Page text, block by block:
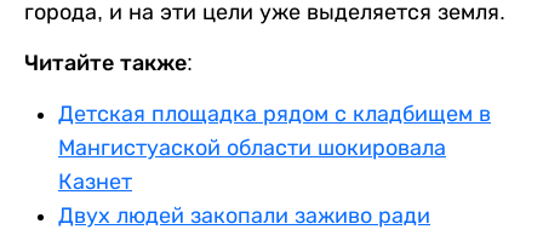
города, и на эти цели уже выделяется земля.
Читайте также:
Детская площадка рядом с кладбищем в
Мангистуаской области шокировала
Казнет
Двух людей закопали заживо ради